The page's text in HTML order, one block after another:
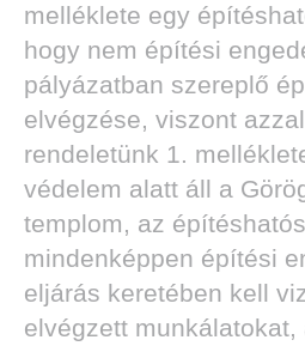
melléklete egy
hogy nem építési
pályázatban szereplő
elvégzése, viszont
rendeletünk 1.
védelem alatt áll a
templom, az
mindenképpen építési
eljárás keretében kell
elvégzett